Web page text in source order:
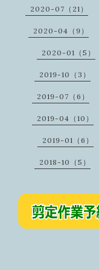
2020-07（21）
2020-04（9）
2020-01（5）
2019-10（3）
2019-07（6）
2019-04（10）
2019-01（6）
2018-10（5）